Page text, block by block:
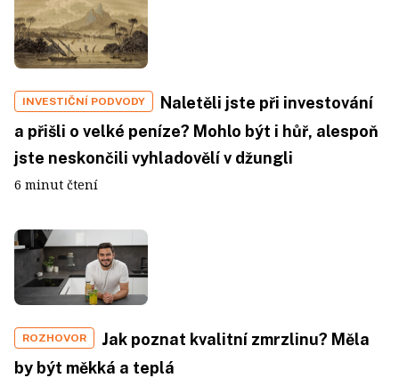
INVESTIČNÍ PODVODY
Naletěli jste při investování
a přišli o velké peníze? Mohlo být i hůř, alespoň
jste neskončili vyhladovělí v džungli
6 minut čtení
ROZHOVOR
Jak poznat kvalitní zmrzlinu? Měla
by být měkká a teplá